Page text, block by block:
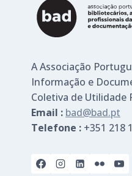
A Associação
Informação e
Coletiva de Utilidade
Email : bad@bad.pt
Telefone : +351 218